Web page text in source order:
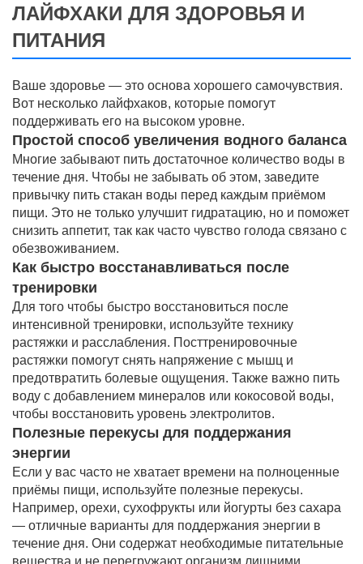
ЛАЙФХАКИ ДЛЯ ЗДОРОВЬЯ И
ПИТАНИЯ
Ваше здоровье — это основа хорошего самочувствия.
Вот несколько лайфхаков, которые помогут
поддерживать его на высоком уровне.
Простой способ увеличения водного баланса
Многие забывают пить достаточное количество воды в
течение дня. Чтобы не забывать об этом, заведите
привычку пить стакан воды перед каждым приёмом
пищи. Это не только улучшит гидратацию, но и поможет
снизить аппетит, так как часто чувство голода связано с
обезвоживанием.
Как быстро восстанавливаться после
тренировки
Для того чтобы быстро восстановиться после
интенсивной тренировки, используйте технику
растяжки и расслабления. Посттренировочные
растяжки помогут снять напряжение с мышц и
предотвратить болевые ощущения. Также важно пить
воду с добавлением минералов или кокосовой воды,
чтобы восстановить уровень электролитов.
Полезные перекусы для поддержания
энергии
Если у вас часто не хватает времени на полноценные
приёмы пищи, используйте полезные перекусы.
Например, орехи, сухофрукты или йогурты без сахара
— отличные варианты для поддержания энергии в
течение дня. Они содержат необходимые питательные
вещества и не перегружают организм лишними